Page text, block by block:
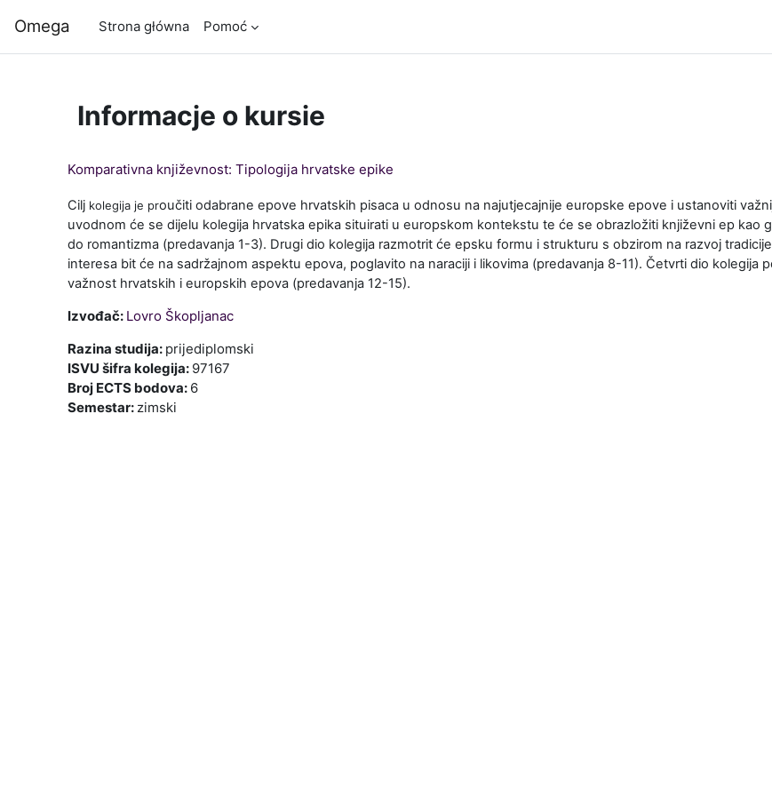
Omega Strona główna Pomoć
Informacje o kursie
Komparativna književnost: Tipologija hrvatske epike
Cilj kolegija je proučiti odabrane epove hrvatskih pisaca u odnosu na najutjecajnije europske epove i ustanoviti
uvodnom će se dijelu kolegija hrvatska epika situirati u europskom kontekstu te će se obrazložiti književni ep kao
do romantizma (predavanja 1-3). Drugi dio kolegija razmotrit će epsku formu i strukturu s obzirom na razvoj
interesa bit će na sadržajnom aspektu epova, poglavito na naraciji i likovima (predavanja 8-11). Četvrti dio kolegija
važnost hrvatskih i europskih epova (predavanja 12-15).
Izvođač: Lovro Škopljanac
Razina studija: prijediplomski
ISVU šifra kolegija: 97167
Broj ECTS bodova: 6
Semestar: zimski